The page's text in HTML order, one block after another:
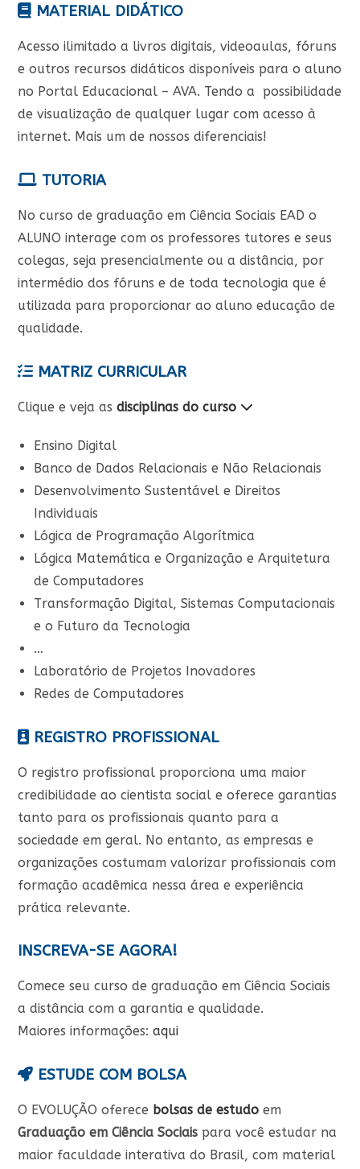
MATERIAL DIDÁTICO
Acesso ilimitado a livros digitais, videoaulas, fóruns
e outros recursos didáticos disponíveis para o aluno
no Portal Educacional – AVA. Tendo a possibilidade
de visualização de qualquer lugar com acesso à
internet. Mais um de nossos diferenciais!
TUTORIA
No curso de graduação em Ciência Sociais EAD o
ALUNO interage com os professores tutores e seus
colegas, seja presencialmente ou a distância, por
intermédio dos fóruns e de toda tecnologia que é
utilizada para proporcionar ao aluno educação de
qualidade.
MATRIZ CURRICULAR
Clique e veja asdisciplinas do curso
Ensino Digital
Banco de Dados Relacionais e Não Relacionais
Desenvolvimento Sustentável e Direitos
Individuais
Lógica de Programação Algorítmica
Lógica Matemática e Organização e Arquitetura
de Computadores
Transformação Digital, Sistemas Computacionais
e o Futuro da Tecnologia
…
Laboratório de Projetos Inovadores
Redes de Computadores
REGISTRO PROFISSIONAL
O registro profissional proporciona uma maior
credibilidade ao cientista social e oferece garantias
tanto para os profissionais quanto para a
sociedade em geral. No entanto, as empresas e
organizações costumam valorizar profissionais com
formação acadêmica nessa área e experiência
prática relevante.
INSCREVA-SE AGORA!
Comece seu curso de graduação em Ciência Sociais
a distância com a garantia e qualidade.
Maiores informações:aqui
ESTUDE COM BOLSA
O EVOLUÇÃO oferece bolsas de estudo em
Graduação em Ciência Sociais para você estudar na
maior faculdade interativa do Brasil, com material